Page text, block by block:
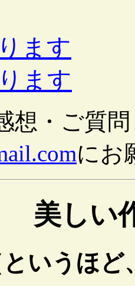
ます
ます
想・ご質
にお
美しい
というほ